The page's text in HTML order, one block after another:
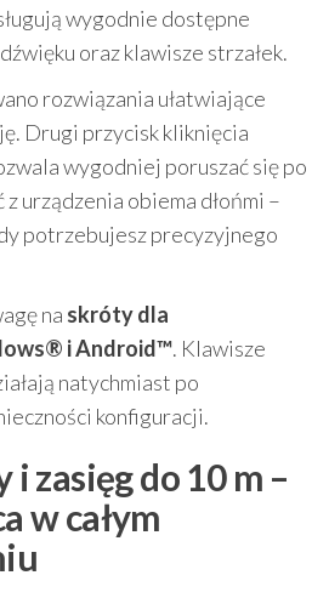
wygodnie dostępne
oraz klawisze strzałek.
rozwiązania ułatwiające
Drugi przycisk kliknięcia
wygodniej poruszać się po
urządzenia obiema dłońmi –
potrzebujesz precyzyjnego
na skróty dla
i Android™. Klawisze
natychmiast po
konfiguracji.
i zasięg do 10 m –
w całym